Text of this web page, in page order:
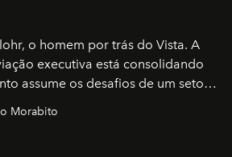
o homem por trás do Vista. A
executiva está consolidando
assume os desafios de um setor
e redefinindo o conceito de luxo
Morabito